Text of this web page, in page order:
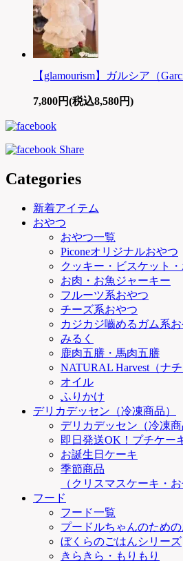
【glamourism】ガルシア（
7,800円(税込8,580円)
Categories
新着アイテム
おやつ
おやつ一覧
Piconeオリジナルおやつ
クッキー・ビスケット・
お肉・お魚ジャーキー
フルーツ系おやつ
チーズ系おやつ
カジカジ嚙めるガム系
みるく
鹿肉五膳・馬肉五膳
NATURAL Harvest（ナ
オイル
ふりかけ
デリカデッセン（冷凍商品）
デリカデッセン（冷凍
即日発送OK！プチケー
お誕生日ケーキ
季節商品
（クリスマスケーキ・お
フード
フード一覧
プードルちゃんのため
ぼくらのごはんシリーズ
きらきら・もりもり